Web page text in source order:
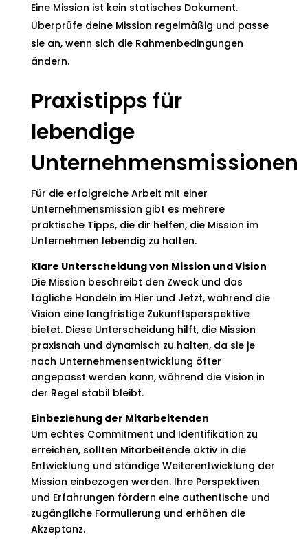
Eine Mission ist kein statisches Dokument.
Überprüfe deine Mission regelmäßig und passe
sie an, wenn sich die Rahmenbedingungen
ändern.
Praxistipps für
lebendige
Unternehmensmissionen
Für die erfolgreiche Arbeit mit einer
Unternehmensmission gibt es mehrere
praktische Tipps, die dir helfen, die Mission im
Unternehmen lebendig zu halten.
Klare Unterscheidung von Mission und Vision
Die Mission beschreibt den Zweck und das
tägliche Handeln im Hier und Jetzt, während die
Vision eine langfristige Zukunftsperspektive
bietet. Diese Unterscheidung hilft, die Mission
praxisnah und dynamisch zu halten, da sie je
nach Unternehmensentwicklung öfter
angepasst werden kann, während die Vision in
der Regel stabil bleibt.
Einbeziehung der Mitarbeitenden
Um echtes Commitment und Identifikation zu
erreichen, sollten Mitarbeitende aktiv in die
Entwicklung und ständige Weiterentwicklung der
Mission einbezogen werden. Ihre Perspektiven
und Erfahrungen fördern eine authentische und
zugängliche Formulierung und erhöhen die
Akzeptanz.​